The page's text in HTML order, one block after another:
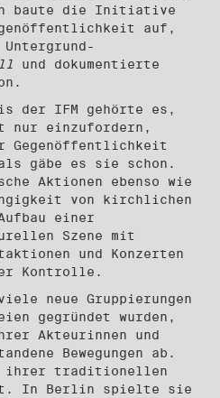
baute die Initiative
auf,
und dokumentierte
der IFM gehörte es,
nur einzufordern,
Gegenöffentlichkeit
gäbe es sie schon.
Aktionen ebenso wie
von kirchlichen
einer
Szene mit
und Konzerten
Kontrolle.
neue Gruppierungen
gegründet wurden,
Akteurinnen und
Bewegungen ab.
ihrer traditionellen
In Berlin spielte sie